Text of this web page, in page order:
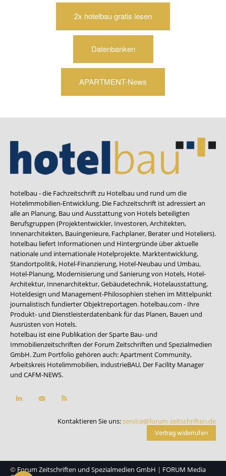
2x hotelbau gratis lesen
Datenbanken
APARTMENT-News
hotelbau - die Fachzeitschrift zu Hotelbau und rund um die
Hotelimmobilien-Entwicklung. Die Fachzeitschrift ist adressiert an
alle an Planung, Bau und Ausstattung von Hotels beteiligten
Berufsgruppen (Projektentwickler, Investoren, Architekten,
Innenarchitekten, Bauingenieure, Fachplaner, Berater und Hoteliers).
hotelbau liefert Informationen und Hintergründe über aktuelle
nationale und internationale Hotelprojekte. Marktentwicklung,
Standortpolitik, Hotel-Finanzierung, Hotel-Neubau und Umbau,
Hotel-Planung, Modernisierung und Sanierung von Hotels, Hotel-
Architektur, Innenarchitektur, Gebäudetechnik, Hotelausstattung,
Hoteldesign und Management-Philosophien stehen im Mittelpunkt
journalistisch fundierter Objektreportagen. hotelbau.com - Ihre
Produkt- und Dienstleisterdatenbank für das Planen, Bauen und
Ausrüsten von Hotels.
hotelbau ist eine Publikation der Sparte Bau- und
Immobilienzeitschriften der Forum Zeitschriften und Spezialmedien
GmbH. Zum Portfolio gehören auch:Apartment Community,
Arbeitskreis Hotelimmobilien, industrieBAU, Der Facility Manager
und CAFM-NEWS.
Kontaktieren Sie uns:service@forum-zeitschriften.de
Vertrag widerrufen
© Forum Zeitschriften und Spezialmedien GmbH | FORUM Media